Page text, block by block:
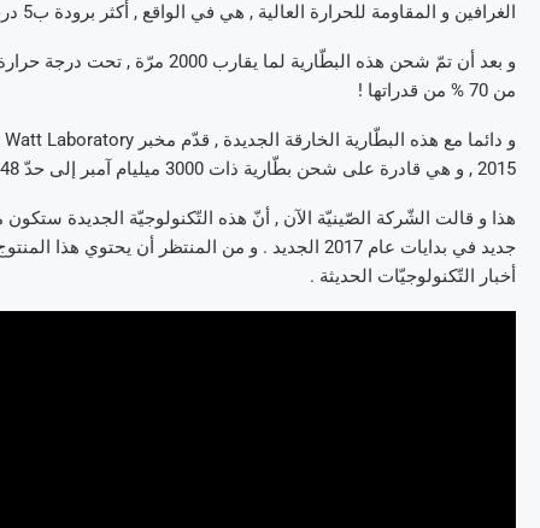
الغرافين و المقاومة للحرارة العالية , هي في الواقع , أكثر برودة ب5 درجات مئويّة من بطّاريات “اللّيثيوم-إيون” العاديّة.
من 70 % من قدراتها !
2015 , و هي قادرة على شحن بطّارية ذات 3000 ميليام آمبر إلى حدّ 48% من سعتها , في فترة لا تتجاوز 5 دقائق !
هذا و قالت الشّركة الصّينيّة الآن , أنّ هذه التّكنولوجيّة الجديدة
أخبار التّكنولوجيّات الحديثة .